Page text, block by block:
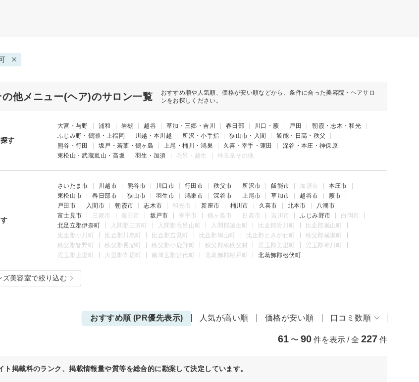
他メニュー(ヘア)のサロン一覧
おすすめ順や人気順、価格が安い順などから、条件に合った美容院・ヘアサロ
ンをお探しください。
す
大宮・与野 浦和 岩槻 越谷 草加・三郷・吉川 春日部 川口・蕨 戸田
朝霞・志木・和光
ふじみ野・鶴瀬・上福岡
川越・本川越 所沢・小手指 狭山市・入間
飯能・日高・秩父
熊谷・行田
坂戸・若葉・鶴ヶ島 上尾・桶川・鴻巣 久喜・幸手・蓮田
深谷・本庄・神保原
東松山・武蔵嵐山・高坂
羽生・加須 毛呂・越生 埼玉県その他
さいたま市 川越市 熊谷市 川口市 行田市 秩父市 所沢市 飯能市 加須市
本庄市
東松山市
春日部市 狭山市 羽生市 鴻巣市 深谷市 上尾市 草加市 越谷市
蕨市
戸田市
入間市 朝霞市 志木市 和光市 新座市 桶川市 久喜市 北本市
八潮市
富士見市
三郷市 蓮田市 坂戸市 幸手市 鶴ヶ島市 日高市 吉川市 ふじみ野市
白岡市
北足立郡伊奈町
入間郡三芳町 入間郡毛呂山町 入間郡越生町 比企郡滑川町
比企郡嵐山町
比企郡小川町
比企郡川島町 比企郡吉見町 比企郡鳩山町 比企郡ときがわ町
秩父郡横瀬町
秩父郡皆野町
秩父郡長瀞町 秩父郡小鹿野町 秩父郡東秩父村 児玉郡美里町
児玉郡神川町
児玉郡上里町
大里郡寄居町 南埼玉郡宮代町 北葛飾郡杉戸町 北葛飾郡松伏町
ズ美容室で絞り込む
おすすめ順 (PR優先表示) 人気が高い順 価格が安い順 口コミ数順
61 〜 90 件を表示 / 全 227 件
ト掲載料のランク、掲載情報量や質等を総合的に勘案して決定しています。